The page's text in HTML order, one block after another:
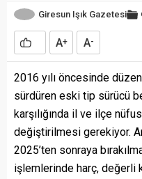
Giresun Işık Gazetesi
A+ A-
2016 yılı öncesinde
sürdüren eski tip sürücü
karşılığında il ve ilçe
değiştirilmesi gerekiyor.
2025’ten sonraya
işlemlerinde harç, değerli